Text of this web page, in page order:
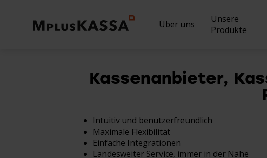
Über uns
Unsere
Produkte
Kassenanbieter,
Intuitiv und benutzerfreundlich
Maximale Flexibilität
Einfache Integrationen
Landesweiter Service, immer in der Nähe